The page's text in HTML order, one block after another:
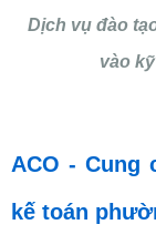
Dịch vụ đào
vào
ACO - Cung
kế toán